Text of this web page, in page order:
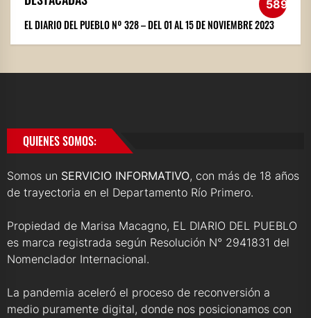
589
EL DIARIO DEL PUEBLO Nº 328 – DEL 01 AL 15 DE NOVIEMBRE 2023
QUIENES SOMOS:
Somos un SERVICIO INFORMATIVO, con más de 18 años
de trayectoria en el Departamento Río Primero.
Propiedad de Marisa Macagno, EL DIARIO DEL PUEBLO
es marca registrada según Resolución N° 2941831 del
Nomenclador Internacional.
La pandemia aceleró el proceso de reconversión a
medio puramente digital, donde nos posicionamos con